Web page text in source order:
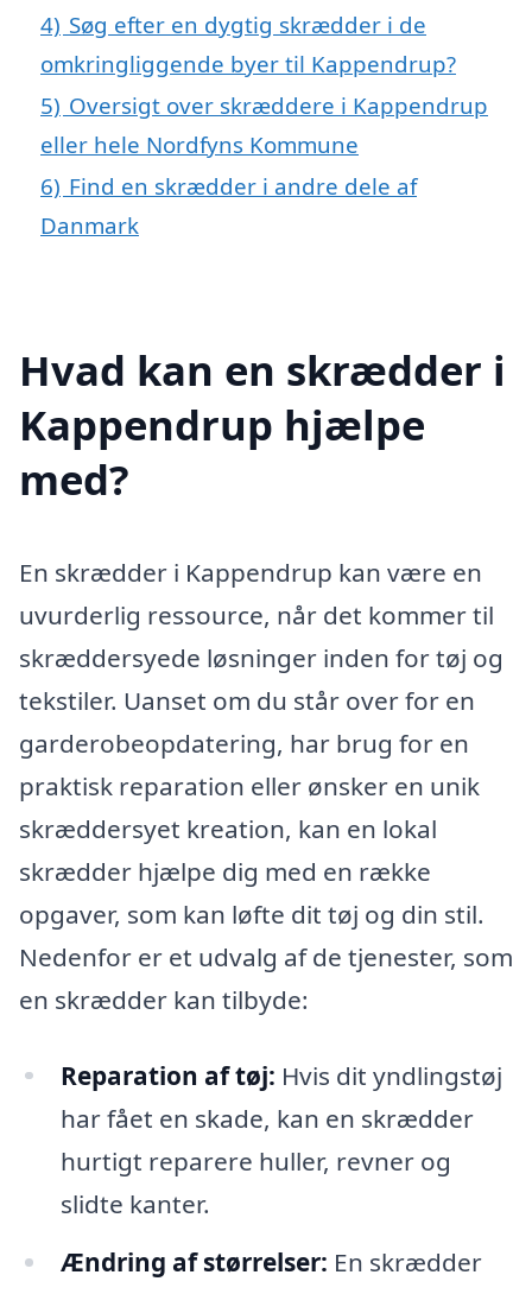
4) Søg efter en dygtig skrædder i de
omkringliggende byer til Kappendrup?
5) Oversigt over skræddere i Kappendrup
eller hele Nordfyns Kommune
6) Find en skrædder i andre dele af
Danmark
Hvad kan en skrædder i
Kappendrup hjælpe
med?
En skrædder i Kappendrup kan være en
uvurderlig ressource, når det kommer til
skræddersyede løsninger inden for tøj og
tekstiler. Uanset om du står over for en
garderobeopdatering, har brug for en
praktisk reparation eller ønsker en unik
skræddersyet kreation, kan en lokal
skrædder hjælpe dig med en række
opgaver, som kan løfte dit tøj og din stil.
Nedenfor er et udvalg af de tjenester, som
en skrædder kan tilbyde:
Reparation af tøj: Hvis dit yndlingstøj
har fået en skade, kan en skrædder
hurtigt reparere huller, revner og
slidte kanter.
Ændring af størrelser: En skrædder